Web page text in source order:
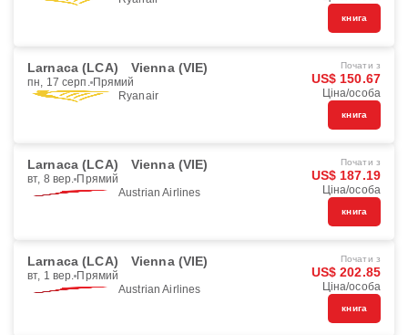
книга
Larnaca (LCA) Vienna (VIE)
пн, 17 серп. Прямий
Ryanair
Почати з
US$ 150.67
Ціна/особа
книга
Larnaca (LCA) Vienna (VIE)
вт, 8 вер. Прямий
Austrian Airlines
Почати з
US$ 187.19
Ціна/особа
книга
Larnaca (LCA) Vienna (VIE)
вт, 1 вер. Прямий
Austrian Airlines
Почати з
US$ 202.85
Ціна/особа
книга